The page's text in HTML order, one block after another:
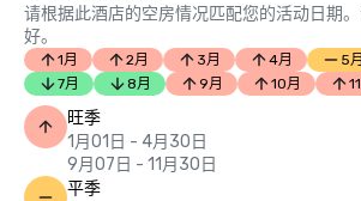
请根据此酒店的空房情况匹配您的活动日期
好。
1月 2月 3月 4月 5月
7月
8月 9月 10月
旺季
1月01日 - 4月30日
9月07日 - 11月30日
平季